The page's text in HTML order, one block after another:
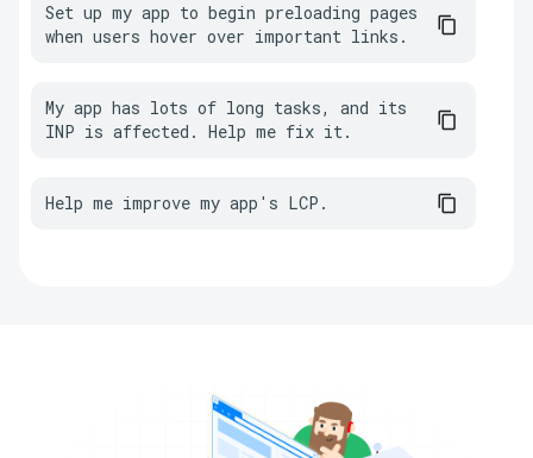
Set up my app to begin preloading pages
when users hover over important links.
My app has lots of long tasks, and its
INP is affected. Help me fix it.
Help me improve my app's LCP.